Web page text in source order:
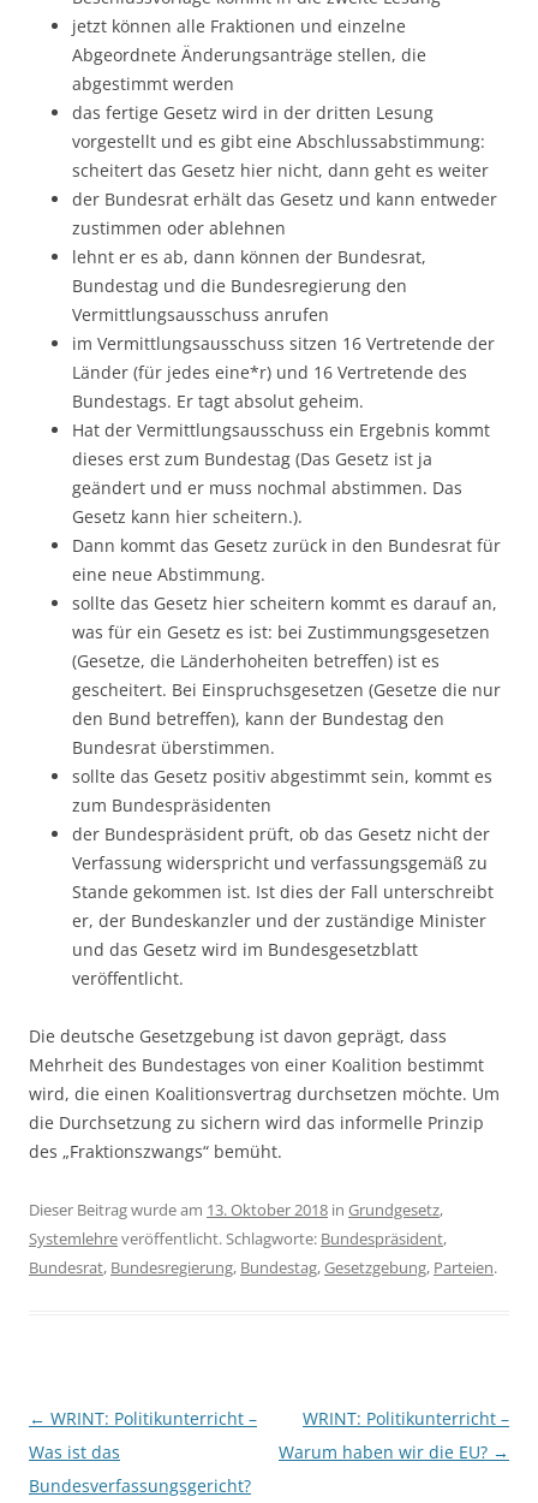
jetzt können alle Fraktionen und einzelne
Abgeordnete Änderungsanträge stellen, die
abgestimmt werden
das fertige Gesetz wird in der dritten Lesung
vorgestellt und es gibt eine Abschlussabstimmung:
scheitert das Gesetz hier nicht, dann geht es weiter
der Bundesrat erhält das Gesetz und kann entweder
zustimmen oder ablehnen
lehnt er es ab, dann können der Bundesrat,
Bundestag und die Bundesregierung den
Vermittlungsausschuss anrufen
im Vermittlungsausschuss sitzen 16 Vertretende der
Länder (für jedes eine*r) und 16 Vertretende des
Bundestags. Er tagt absolut geheim.
Hat der Vermittlungsausschuss ein Ergebnis kommt
dieses erst zum Bundestag (Das Gesetz ist ja
geändert und er muss nochmal abstimmen. Das
Gesetz kann hier scheitern.).
Dann kommt das Gesetz zurück in den Bundesrat für
eine neue Abstimmung.
sollte das Gesetz hier scheitern kommt es darauf an,
was für ein Gesetz es ist: bei Zustimmungsgesetzen
(Gesetze, die Länderhoheiten betreffen) ist es
gescheitert. Bei Einspruchsgesetzen (Gesetze die nur
den Bund betreffen), kann der Bundestag den
Bundesrat überstimmen.
sollte das Gesetz positiv abgestimmt sein, kommt es
zum Bundespräsidenten
der Bundespräsident prüft, ob das Gesetz nicht der
Verfassung widerspricht und verfassungsgemäß zu
Stande gekommen ist. Ist dies der Fall unterschreibt
er, der Bundeskanzler und der zuständige Minister
und das Gesetz wird im Bundesgesetzblatt
veröffentlicht.
Die deutsche Gesetzgebung ist davon geprägt, dass
Mehrheit des Bundestages von einer Koalition bestimmt
wird, die einen Koalitionsvertrag durchsetzen möchte. Um
die Durchsetzung zu sichern wird das informelle Prinzip
des „Fraktionszwangs“ bemüht.
Dieser Beitrag wurde am 13. Oktober 2018 in Grundgesetz,
Systemlehreveröffentlicht. Schlagworte: Bundespräsident,
Bundesrat, Bundesregierung, Bundestag,Gesetzgebung, Parteien.
Beitragsnavigation
← WRINT: Politikunterricht –
Was ist das
Bundesverfassungsgericht?
WRINT: Politikunterricht –
Warum haben wir die EU? →